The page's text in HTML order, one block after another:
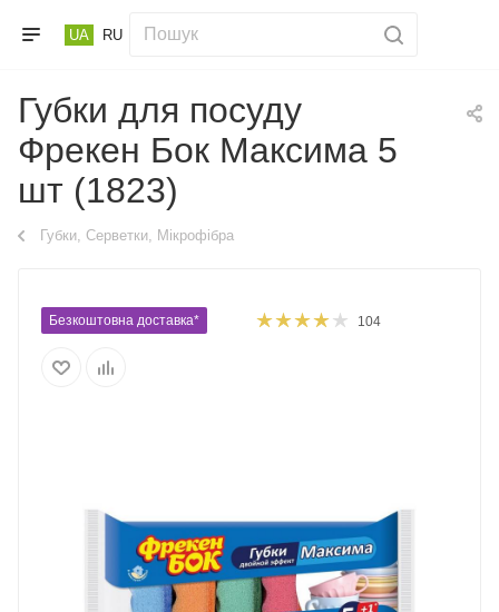
UA RU
Губки для посуду
Фрекен Бок Максима 5
шт (1823)
Губки, Серветки, Мікрофібра
Безкоштовна доставка* 104